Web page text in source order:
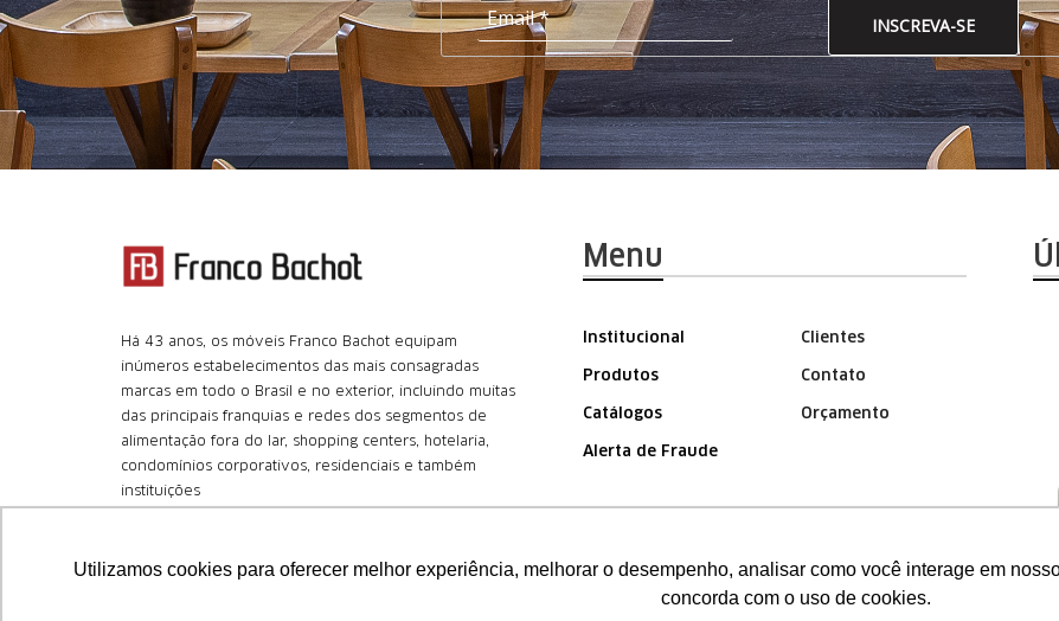
Utilizamos cookies para oferecer melhor experiência, melhorar o desempenho, analisar como você interage em
concorda com o uso de cookies.
INSCREVA-SE
Há 43 anos, os móveis Franco Bachot equipam
inúmeros estabelecimentos das mais consagradas
marcas em todo o Brasil e no exterior, incluindo muitas
das principais franquias e redes dos segmentos de
alimentação fora do lar, shopping centers, hotelaria,
condomínios corporativos, residenciais e também
instituições
Central Nacional de Atendimento
Menu
Institucional
Produtos
Catálogos
Alerta de Fraude
Clientes
Contato
Orçamento